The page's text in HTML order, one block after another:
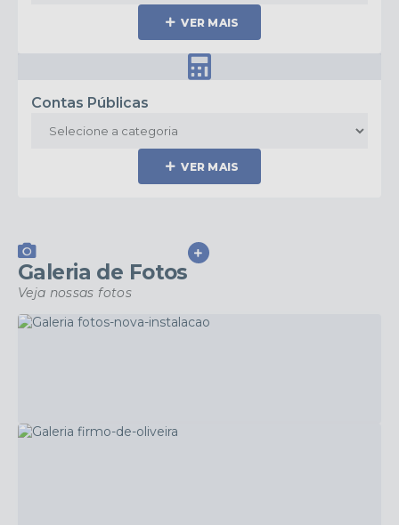
VER MAIS
Contas Públicas
VER MAIS
Galeria de Fotos
Veja nossas fotos
VER MAIS